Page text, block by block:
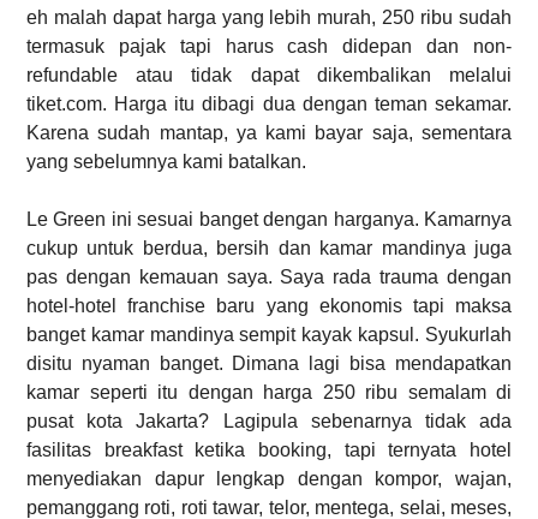
eh malah dapat harga yang lebih murah, 250 ribu sudah
termasuk pajak tapi harus cash didepan dan non-
refundable atau tidak dapat dikembalikan melalui
tiket.com. Harga itu dibagi dua dengan teman sekamar.
Karena sudah mantap, ya kami bayar saja, sementara
yang sebelumnya kami batalkan.
Le Green ini sesuai banget dengan harganya. Kamarnya
cukup untuk berdua, bersih dan kamar mandinya juga
pas dengan kemauan saya. Saya rada trauma dengan
hotel-hotel franchise baru yang ekonomis tapi maksa
banget kamar mandinya sempit kayak kapsul. Syukurlah
disitu nyaman banget. Dimana lagi bisa mendapatkan
kamar seperti itu dengan harga 250 ribu semalam di
pusat kota Jakarta? Lagipula sebenarnya tidak ada
fasilitas breakfast ketika booking, tapi ternyata hotel
menyediakan dapur lengkap dengan kompor, wajan,
pemanggang roti, roti tawar, telor, mentega, selai, meses,